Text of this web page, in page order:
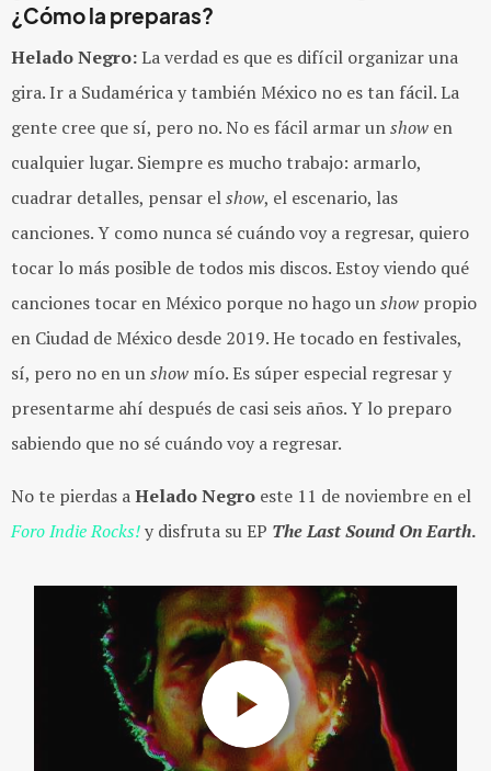
¿Cómo la preparas?
Helado Negro:La verdad es que es difícil organizar una
gira. Ir a Sudamérica y también México no es tan fácil. La
gente cree que sí, pero no. No es fácil armar unshow en
cualquier lugar. Siempre es mucho trabajo: armarlo,
cuadrar detalles, pensar elshow, el escenario, las
canciones. Y como nunca sé cuándo voy a regresar, quiero
tocar lo más posible de todos mis discos. Estoy viendo qué
canciones tocar en México porque no hago unshow propio
en Ciudad de México desde 2019. He tocado en festivales,
sí, pero no en unshow mío. Es súper especial regresar y
presentarme ahí después de casi seis años. Y lo preparo
sabiendo que no sé cuándo voy a regresar.
No te pierdas aHelado Negro este 11 de noviembre en el
Foro Indie Rocks!y disfruta su EP The Last Sound On Earth.